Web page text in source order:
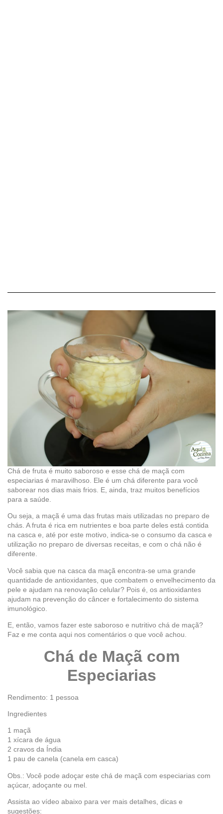
Chá de fruta é muito saboroso e esse chá de maçã com
especiarias é maravilhoso. Ele é um chá diferente para você
saborear nos dias mais frios. E, ainda, traz muitos benefícios
para a saúde.
Ou seja, a maçã é uma das frutas mais utilizadas no preparo de
chás. A fruta é rica em nutrientes e boa parte deles está contida
na casca e, até por este motivo, indica-se o consumo da casca e
utilização no preparo de diversas receitas, e com o chá não é
diferente.
Você sabia que na casca da maçã encontra-se uma grande
quantidade de antioxidantes, que combatem o envelhecimento da
pele e ajudam na renovação celular? Pois é, os antioxidantes
ajudam na prevenção do câncer e fortalecimento do sistema
imunológico.
E, então, vamos fazer este saboroso e nutritivo chá de maçã?
Faz e me conta aqui nos comentários o que você achou.
Chá de Maçã com
Especiarias
Rendimento: 1 pessoa
Ingredientes
1 maçã
1 xícara de água
2 cravos da Índia
1 pau de canela (canela em casca)
Obs.: Você pode adoçar este chá de maçã com especiarias com
açúcar, adoçante ou mel.
Assista ao vídeo abaixo para ver mais detalhes, dicas e
sugestões: